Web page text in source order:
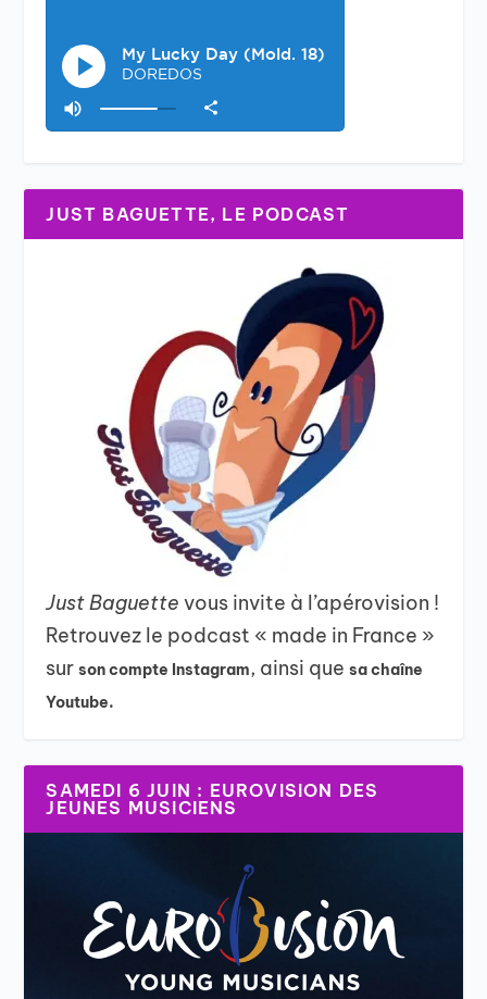
JUST BAGUETTE, LE PODCAST
Just Baguettevous invite à l’apérovision !
Retrouvez le podcast « made in France »
surson compte Instagram, ainsi quesa chaîne
Youtube.
SAMEDI 6 JUIN : EUROVISION DES
JEUNES MUSICIENS